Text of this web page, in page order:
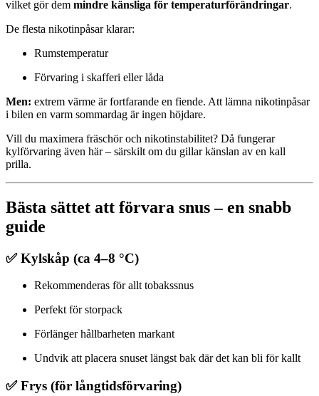
vilket gör dem mindre känsliga för temperaturförändringar.
De flesta nikotinpåsar klarar:
Rumstemperatur
Förvaring i skafferi eller låda
Men: extrem värme är fortfarande en fiende. Att lämna nikotinpåsar
i bilen en varm sommardag är ingen höjdare.
Vill du maximera fräschör och nikotinstabilitet? Då fungerar
kylförvaring även här – särskilt om du gillar känslan av en kall
prilla.
Bästa sättet att förvara snus – en snabb
guide
✅ Kylskåp (ca 4–8 °C)
Rekommenderas för allt tobakssnus
Perfekt för storpack
Förlänger hållbarheten markant
Undvik att placera snuset längst bak där det kan bli för kallt
✅ Frys (för långtidsförvaring)